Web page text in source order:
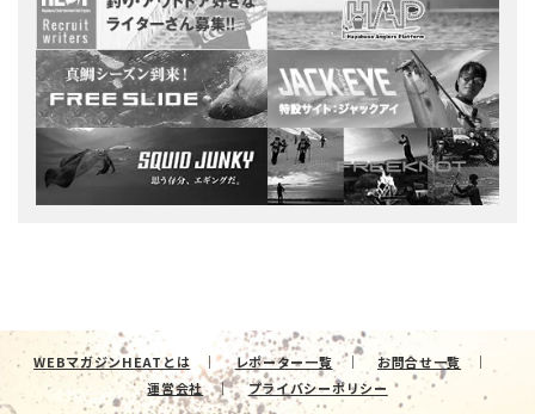
WEBマガジンHEATとは レポーター一覧
お問合せ一覧
運営会社
プライバシーポリシー